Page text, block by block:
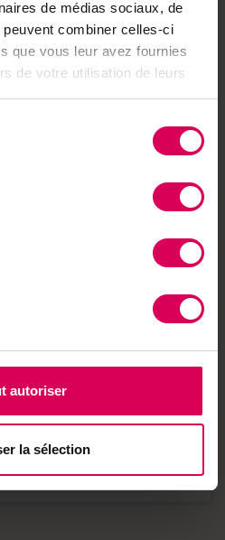
de médias sociaux, de
combiner celles-ci
que vous leur avez fournies
de votre utilisation de leurs
autoriser
la sélection